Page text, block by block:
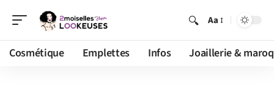
Aa
Cosmétique Emplettes Infos Joaillerie &